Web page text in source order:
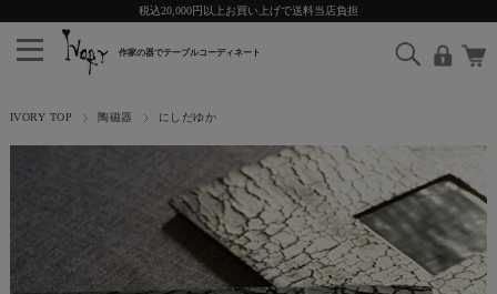
税込20,000円以上お買い上げで送料当店負担
IVORY TOP 陶磁器 にしだゆか